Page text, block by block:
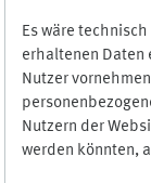
Es wäre
erhaltenen Daten
Nutzer
Nutzern der
werden könnten,